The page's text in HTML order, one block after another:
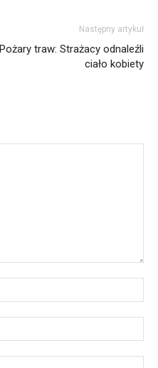
Następny artykuł
Pożary traw: Strażacy odnaleźli
ciało kobiety